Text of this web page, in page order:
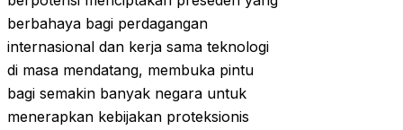
berbahaya bagi perdagangan
internasional dan kerja sama teknologi
di masa mendatang, membuka pintu
bagi semakin banyak negara untuk
menerapkan kebijakan proteksionis